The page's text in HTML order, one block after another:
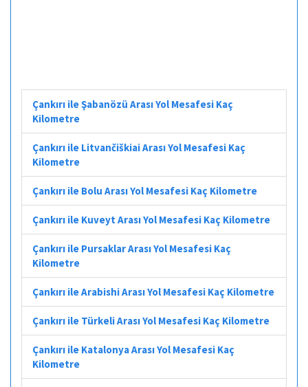
Çankırı ile Şabanözü Arası Yol Mesafesi Kaç
Kilometre
Çankırı ile Litvančiškiai Arası Yol Mesafesi Kaç
Kilometre
Çankırı ile Bolu Arası Yol Mesafesi Kaç Kilometre
Çankırı ile Kuveyt Arası Yol Mesafesi Kaç Kilometre
Çankırı ile Pursaklar Arası Yol Mesafesi Kaç
Kilometre
Çankırı ile Arabishi Arası Yol Mesafesi Kaç Kilometre
Çankırı ile Türkeli Arası Yol Mesafesi Kaç Kilometre
Çankırı ile Katalonya Arası Yol Mesafesi Kaç
Kilometre